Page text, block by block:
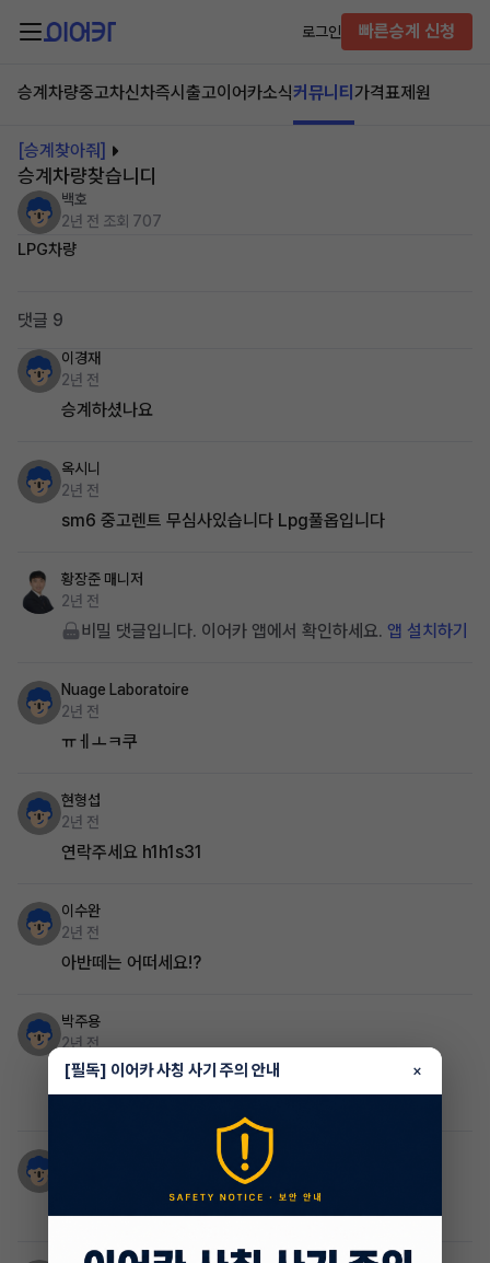
로그인 빠른승계 신청
승계차량중고차신차즉시출고이어카소식커뮤니티 가격표제원
[승계찾아줘]
승계차량찾습니디
백호
2년 전 조회 707
LPG차량
댓글 9
이경재
2년 전
승계하셨나요
옥시니
2년 전
sm6 중고렌트 무심사있습니다 Lpg풀옵입니다
황장준 매니저
2년 전
비밀 댓글입니다. 이어카 앱에서 확인하세요. 앱 설치하기
Nuage Laboratoire
2년 전
ㅠㅔㅗㅋ쿠
현형섭
2년 전
연락주세요 h1h1s31
이수완
2년 전
아반떼는 어떠세요!?
박주용
2년 전
검토 부탁드립니다
출퇴근 차량입니다
[필독] 이어카 사칭 사기 주의 안내 ×